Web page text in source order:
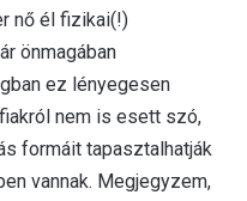
nő él fizikai(!)
önmagában
ez lényegesen
nem is esett szó,
formáit tapasztalhatják
vannak. Megjegyzem,